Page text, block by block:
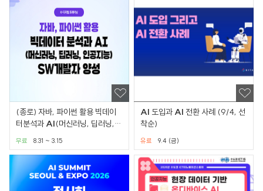
(종로) 자바, 파이썬 활용 빅데이
터분석과 AI(머신러닝, 딥러닝,
8.31 ~ 3.15
무료
AI 도입과 AI 전환 사례 (9/4, 선
착순)
9.4 (금)
유료